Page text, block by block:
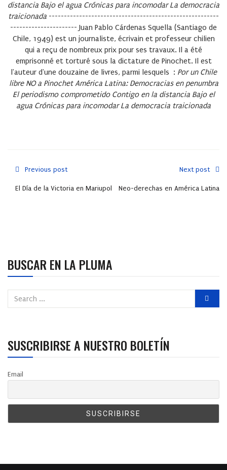
distancia Bajo el agua Crónicas para incomodar La democracia
traicionada --------------------------------------------------------
---------------------- Juan Pablo Cárdenas Squella (Santiago de
Chile, 1949) est un journaliste, écrivain et professeur chilien
qui a reçu de nombreux prix pour ses travaux. Il a été
emprisonné et torturé sous la dictature de Pinochet. Il est
l'auteur d'une douzaine de livres, parmi lesquels : Por un Chile
libre NO a Pinochet América Latina: Democracias en penumbra
El periodismo comprometido Contigo en la distancia Bajo el
agua Crónicas para incomodar La democracia traicionada
Previous post
El Día de la Victoria en Mariupol
Next post
Neo-derechas en América Latina
BUSCAR EN LA PLUMA
SUSCRIBIRSE A NUESTRO BOLETÍN
Email